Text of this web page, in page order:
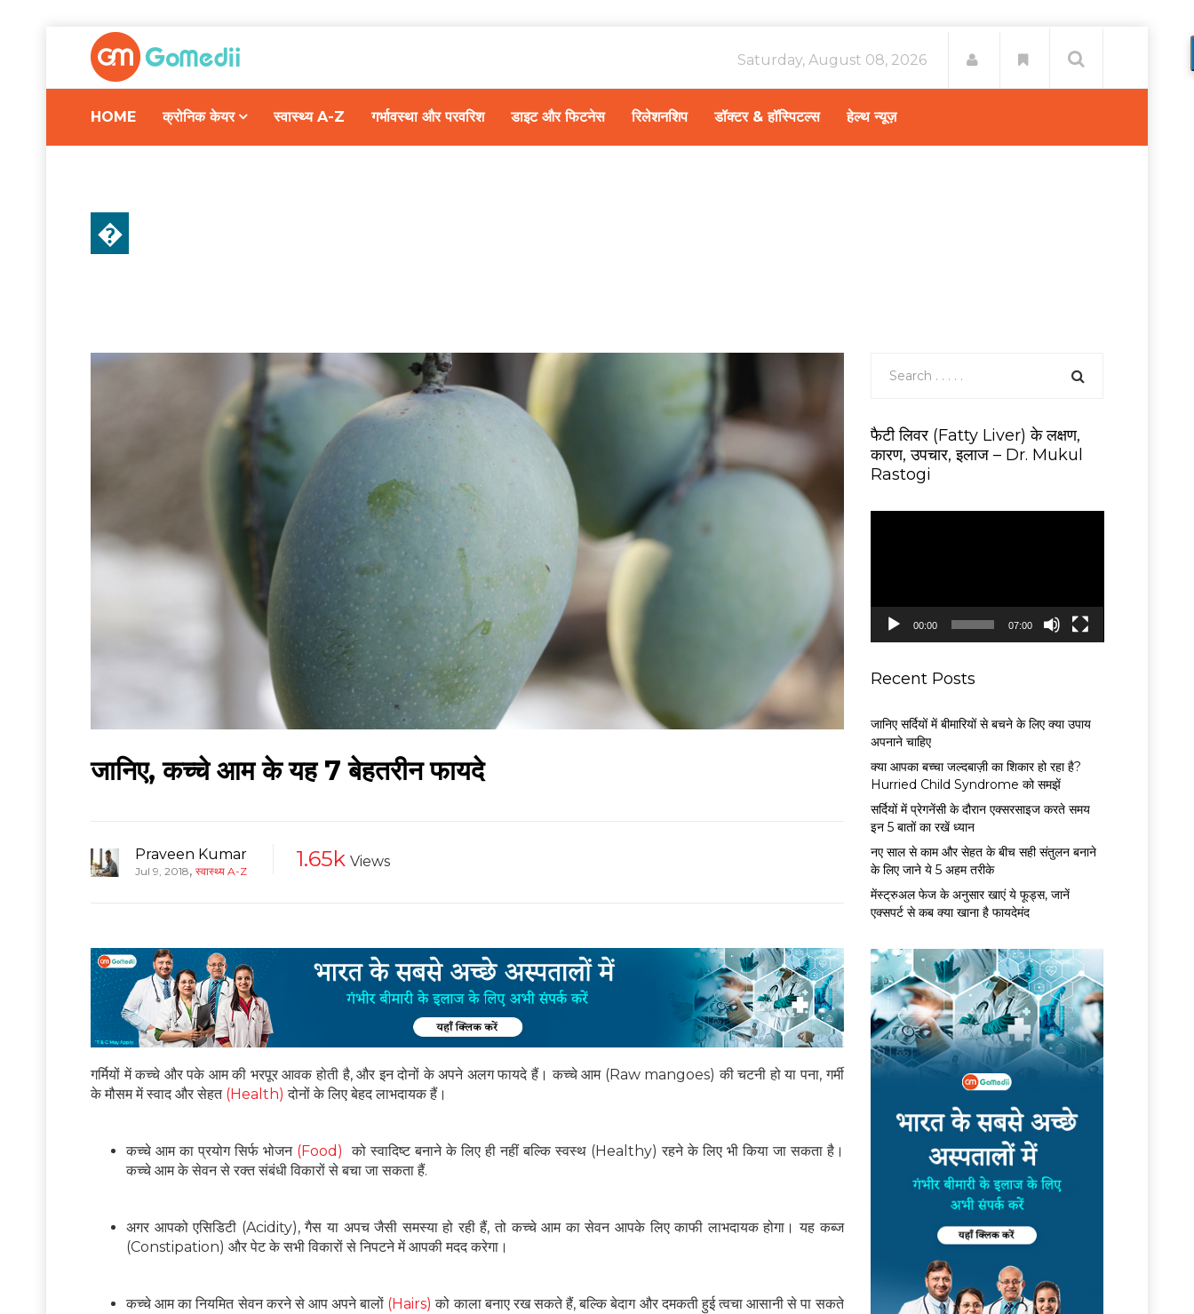
Saturday, August 08, 2026
HOME क्रोनिक केयर स्वास्थ्य A-Z गर्भावस्था और परवरिश डाइट और फिटनेस रिलेशनशिप डॉक्टर & हॉस्पिटल्स हेल्थ न्यूज़
�
जानिए, कच्चे आम के यह 7 बेहतरीन फायदे
Praveen Kumar
Jul 9, 2018, स्वास्थ्य A-Z 1.65k Views
गर्मियों में कच्चे और पके आम की भरपूर आवक होती है, और इन दोनों के अपने अलग फायदे हैं। कच्चे आम (Raw mangoes) की चटनी हो या पना, गर्मी
के मौसम में स्वाद और सेहत (Health) दोनों के लिए बेहद लाभदायक हैं।
कच्चे आम का प्रयोग सिर्फ भोजन (Food) को स्वादिष्ट बनाने के लिए ही नहीं बल्कि स्वस्थ (Healthy) रहने के लिए भी किया जा सकता है।
कच्चे आम के सेवन से रक्त संबंधी विकारों से बचा जा सकता हैं.
अगर आपको एसिडिटी (Acidity), गैस या अपच जैसी समस्या हो रही हैं, तो कच्चे आम का सेवन आपके लिए काफी लाभदायक होगा। यह कब्ज
(Constipation) और पेट के सभी विकारों से निपटने में आपकी मदद करेगा।
कच्चे आम का नियमित सेवन करने से आप अपने बालों (Hairs) को काला बनाए रख सकते हैं, बल्कि बेदाग और दमकती हुई त्वचा आसानी से पा सकते
फैटी लिवर (Fatty Liver) के लक्षण,
कारण, उपचार, इलाज – Dr. Mukul
Rastogi
y
00:00 07:00
Recent Posts
जानिए सर्दियों में बीमारियों से बचने के लिए क्या उपाय
अपनाने चाहिए
क्या आपका बच्चा जल्दबाज़ी का शिकार हो रहा है?
Hurried Child Syndrome को समझें
सर्द‍ियों में प्रेगनेंसी के दौरान एक्सरसाइज करते समय
इन 5 बातों का रखें ध्यान
नए साल से काम और सेहत के बीच सही संतुलन बनाने
के लिए जाने ये 5 अहम तरीके
मेंस्ट्रुअल फेज के अनुसार खाएं ये फूड्स, जानें
एक्सपर्ट से कब क्या खाना है फायदेमंद